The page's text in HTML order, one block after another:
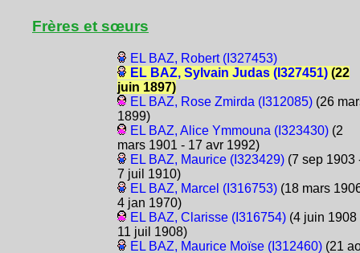
Frères et sœurs
EL BAZ, Robert (I327453)
EL BAZ, Sylvain Judas (I327451)(22
juin 1897)
EL BAZ, Rose Zmirda (I312085)(26
1899)
EL BAZ, Alice Ymmouna (I323430)(2
mars 1901 - 17 avr 1992)
EL BAZ, Maurice (I323429)(7 sep 1903
7 juil 1910)
EL BAZ, Marcel (I316753)(18 mars
4 jan 1970)
EL BAZ, Clarisse (I316754)(4 juin 1908
11 juil 1908)
EL BAZ, Maurice Moïse (I312460)(21